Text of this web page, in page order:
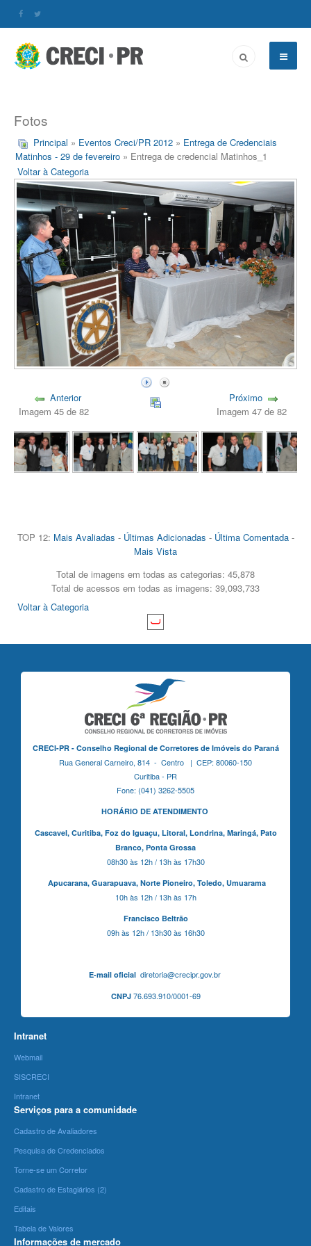
Fotos
Principal » Eventos Creci/PR 2012 » Entrega de Credenciais
Matinhos - 29 de fevereiro » Entrega de credencial Matinhos_1
Voltar à Categoria
Anterior
Imagem 45 de 82
Próximo
Imagem 47 de 82
TOP 12: Mais Avaliadas - Últimas Adicionadas - Última Comentada-
Mais Vista
Total de imagens em todas as categorias: 45,878
Total de acessos em todas as imagens: 39,093,733
Voltar à Categoria
CRECI-PR - Conselho Regional de Corretores de Imóveis do Paraná
Rua General Carneiro, 814 - Centro | CEP: 80060-150
Curitiba - PR
Fone: (041) 3262-5505
HORÁRIO DE ATENDIMENTO
Cascavel, Curitiba,Foz do Iguaçu, Litoral, Londrina, Maringá, Pato
Branco, Ponta Grossa
08h30 às 12h / 13h às 17h30
Apucarana, Guarapuava, Norte Pioneiro, Toledo, Umuarama
10h às 12h / 13h às 17h
Francisco Beltrão
09h às 12h / 13h30 às 16h30
E-mail oficialdiretoria@crecipr.gov.br
CNPJ76.693.910/0001-69
Intranet
Webmail
SISCRECI
Intranet
Serviços para a comunidade
Cadastro de Avaliadores
Pesquisa de Credenciados
Torne-se um Corretor
Cadastro de Estagiários (2)
Editais
Tabela de Valores
Informações de mercado